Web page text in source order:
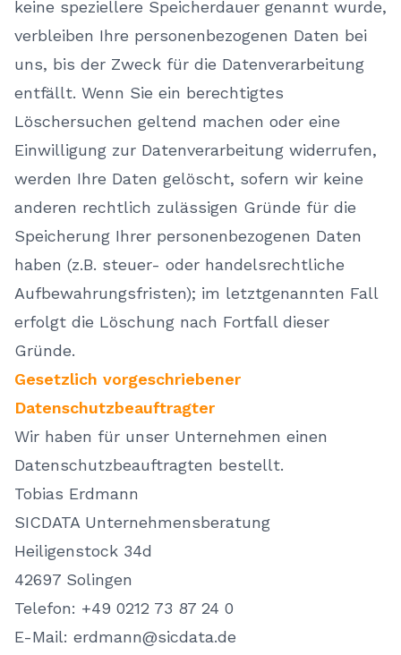
keine speziellere Speicherdauer genannt wurde,
verbleiben Ihre personenbezogenen Daten bei
uns, bis der Zweck für die Datenverarbeitung
entfällt. Wenn Sie ein berechtigtes
Löschersuchen geltend machen oder eine
Einwilligung zur Datenverarbeitung widerrufen,
werden Ihre Daten gelöscht, sofern wir keine
anderen rechtlich zulässigen Gründe für die
Speicherung Ihrer personenbezogenen Daten
haben (z.B. steuer- oder handelsrechtliche
Aufbewahrungsfristen); im letztgenannten Fall
erfolgt die Löschung nach Fortfall dieser
Gründe.
Gesetzlich vorgeschriebener
Datenschutzbeauftragter
Wir haben für unser Unternehmen einen
Datenschutzbeauftragten bestellt.
Tobias Erdmann
SICDATA Unternehmensberatung
Heiligenstock 34d
42697 Solingen
Telefon: +49 0212 73 87 24 0
E-Mail: erdmann@sicdata.de